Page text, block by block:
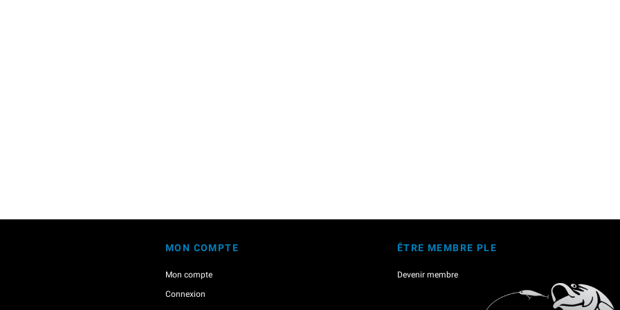
MON COMPTE
Mon compte
Connexion
ÊTRE MEMBRE PLE
Devenir membre